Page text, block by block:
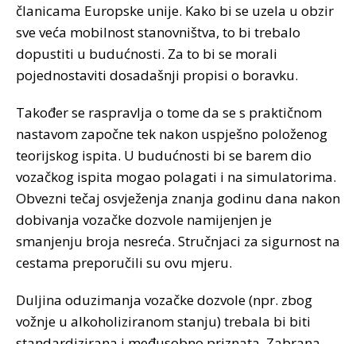
članicama Europske unije. Kako bi se uzela u obzir
sve veća mobilnost stanovništva, to bi trebalo
dopustiti u budućnosti. Za to bi se morali
pojednostaviti dosadašnji propisi o boravku.
Također se raspravlja o tome da se s praktičnom
nastavom započne tek nakon uspješno položenog
teorijskog ispita. U budućnosti bi se barem dio
vozačkog ispita mogao polagati i na simulatorima.
Obvezni tečaj osvježenja znanja godinu dana nakon
dobivanja vozačke dozvole namijenjen je
smanjenju broja nesreća. Stručnjaci za sigurnost na
cestama preporučili su ovu mjeru.
Duljina oduzimanja vozačke dozvole (npr. zbog
vožnje u alkoholiziranom stanju) trebala bi biti